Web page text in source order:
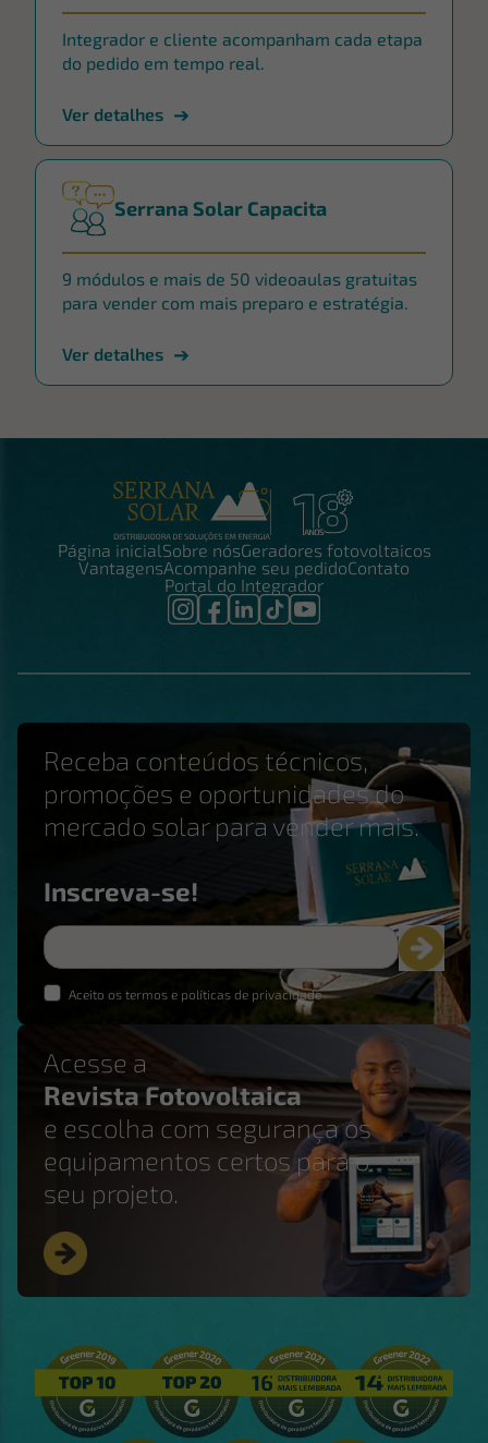
Integrador e cliente acompanham cada etapa
do pedido em tempo real.
Ver detalhes
Serrana Solar Capacita
9 módulos e mais de 50 videoaulas gratuitas
para vender com mais preparo e estratégia.
Ver detalhes
Página inicialSobre nósGeradores fotovoltaicos
VantagensAcompanhe seu pedidoContato
Portal do Integrador
Receba conteúdos técnicos,
promoções e oportunidades do
mercado solar para vender mais.
Inscreva-se!
Aceito os termos e políticas de privacidade
Acesse a
Revista Fotovoltaica
e escolha com segurança os
equipamentos certos para o
seu projeto.